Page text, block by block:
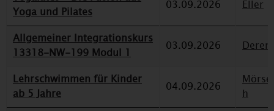
Yoga und Pilates
03.09.2026 Eller
Allgemeiner Integrationskurs
13318-NW-199 Modul 1
03.09.2026
Lehrschwimmen für Kinder
ab 5 Jahre
04.09.2026
h